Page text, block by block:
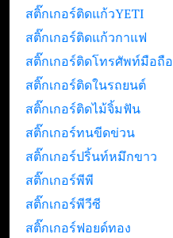
สติ๊กเกอร์ติดแก้วYETI
สติ๊กเกอร์ติดแก้วกาแฟ
สติ๊กเกอร์ติดโทรศัพท์มือถือ
สติ๊กเกอร์ติดในรถยนต์
สติ๊กเกอร์ติดไม้จิ้มฟัน
สติ๊กเกอร์ทนขีดข่วน
สติ๊กเกอร์ปริ้นท์หมึกขาว
สติ๊กเกอร์พีพี
สติ๊กเกอร์พีวีซี
สติ๊กเกอร์ฟอยด์ทอง